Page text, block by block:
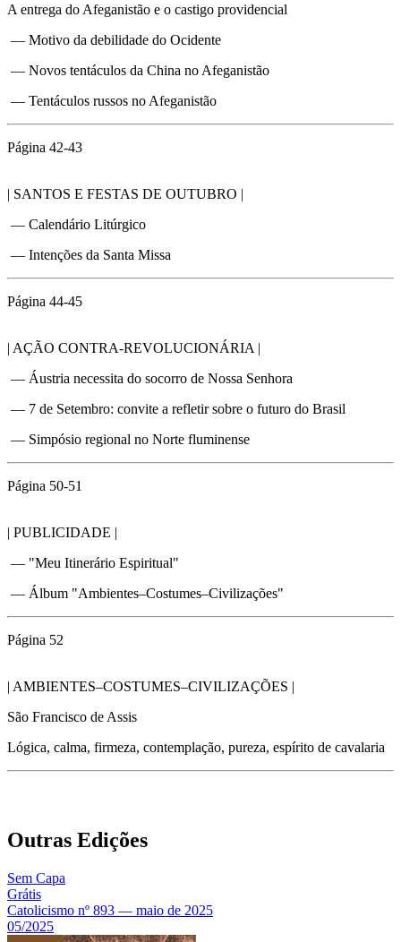
A entrega do Afeganistão e o castigo providencial
— Motivo da debilidade do Ocidente
— Novos tentáculos da China no Afeganistão
— Tentáculos russos no Afeganistão
Página 42-43
| SANTOS E FESTAS DE OUTUBRO |
— Calendário Litúrgico
— Intenções da Santa Missa
Página 44-45
| AÇÃO CONTRA-REVOLUCIONÁRIA |
— Áustria necessita do socorro de Nossa Senhora
— 7 de Setembro: convite a refletir sobre o futuro do Brasil
— Simpósio regional no Norte fluminense
Página 50-51
| PUBLICIDADE |
— "Meu Itinerário Espiritual"
— Álbum "Ambientes–Costumes–Civilizações"
Página 52
| AMBIENTES–COSTUMES–CIVILIZAÇÕES |
São Francisco de Assis
Lógica, calma, firmeza, contemplação, pureza, espírito de cavalaria
Outras Edições
Sem Capa
Grátis
Catolicismo nº 893 — maio de 2025
05/2025